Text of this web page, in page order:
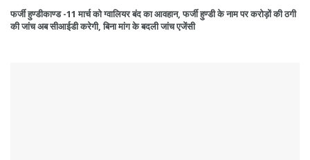
फर्जी हुण्डीकाण्ड -11 मार्च को ग्वालियर बंद का आवहान, फर्जी हुण्डी के नाम पर करोड़ों की ठगी
की जांच अब सीआईडी करेगी, बिना मांग के बदली जांच एजेंसी